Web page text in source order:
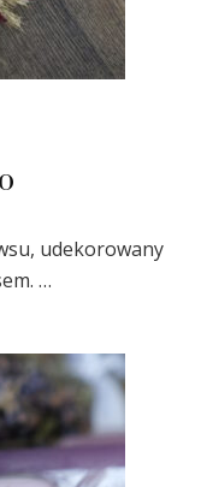
udekorowany
…